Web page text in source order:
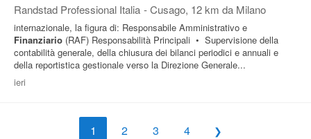
Randstad Professional Italia - Cusago, 12 km da Milano
internazionale, la figura di: Responsabile Amministrativo e
Finanziario (RAF) Responsabilità Principali • Supervisione della
contabilità generale, della chiusura dei bilanci periodici e annuali e
della reportistica gestionale verso la Direzione Generale...
ieri
1 2 3 4